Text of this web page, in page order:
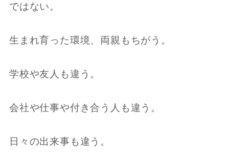
ではない。
生まれ育った環境、両親もちがう。
学校や友人も違う。
会社や仕事や付き合う人も違う。
日々の出来事も違う。